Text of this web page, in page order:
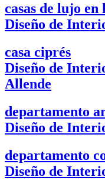
casas de lujo en
Diseño de
casa ciprés
Diseño de
Allende
departamento
Diseño de
departamento
Diseño de